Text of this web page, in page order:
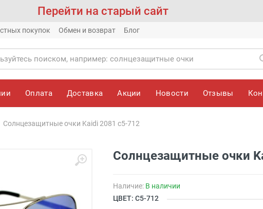
Перейти на старый сайт
покупок Обмен и возврат Блог
Оплата Доставка Акции Новости Отзывы
Солнцезащитные очки Kaidi 2081 с5-712
Солнцезащитные очки
Наличие: В наличии
ЦВЕТ: С5-712